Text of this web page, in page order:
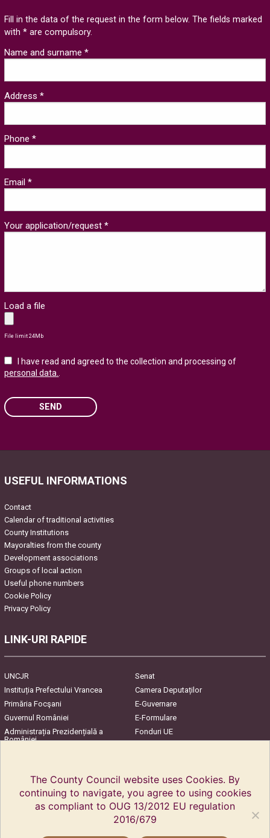
Fill in the data of the request in the form below. The fields marked
with * are compulsory.
Name and surname *
Address *
Phone *
Email *
Your application/request *
Load a file
File limit 24Mb
I have read and agreed to the collection and processing of
personal data..
SEND
USEFUL INFORMATIONS
Contact
Calendar of traditional activities
County Institutions
Mayoralties from the county
Development associations
Groups of local action
Useful phone numbers
Cookie Policy
Privacy Policy
LINK-URI RAPIDE
UNCJR
Senat
Instituția Prefectului Vrancea
Camera Deputaților
Primăria Focşani
E-Guvernare
Guvernul României
E-Formulare
Administrația Prezidențială a
României
Fonduri UE
The County Council website uses Cookies. By
continuing to navigate, you agree to using cookies
as compliant to OUG 13/2012 EU regulation
2016/679